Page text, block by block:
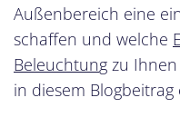
Außenbereich eine
schaffen und welche
Beleuchtung zu
in diesem